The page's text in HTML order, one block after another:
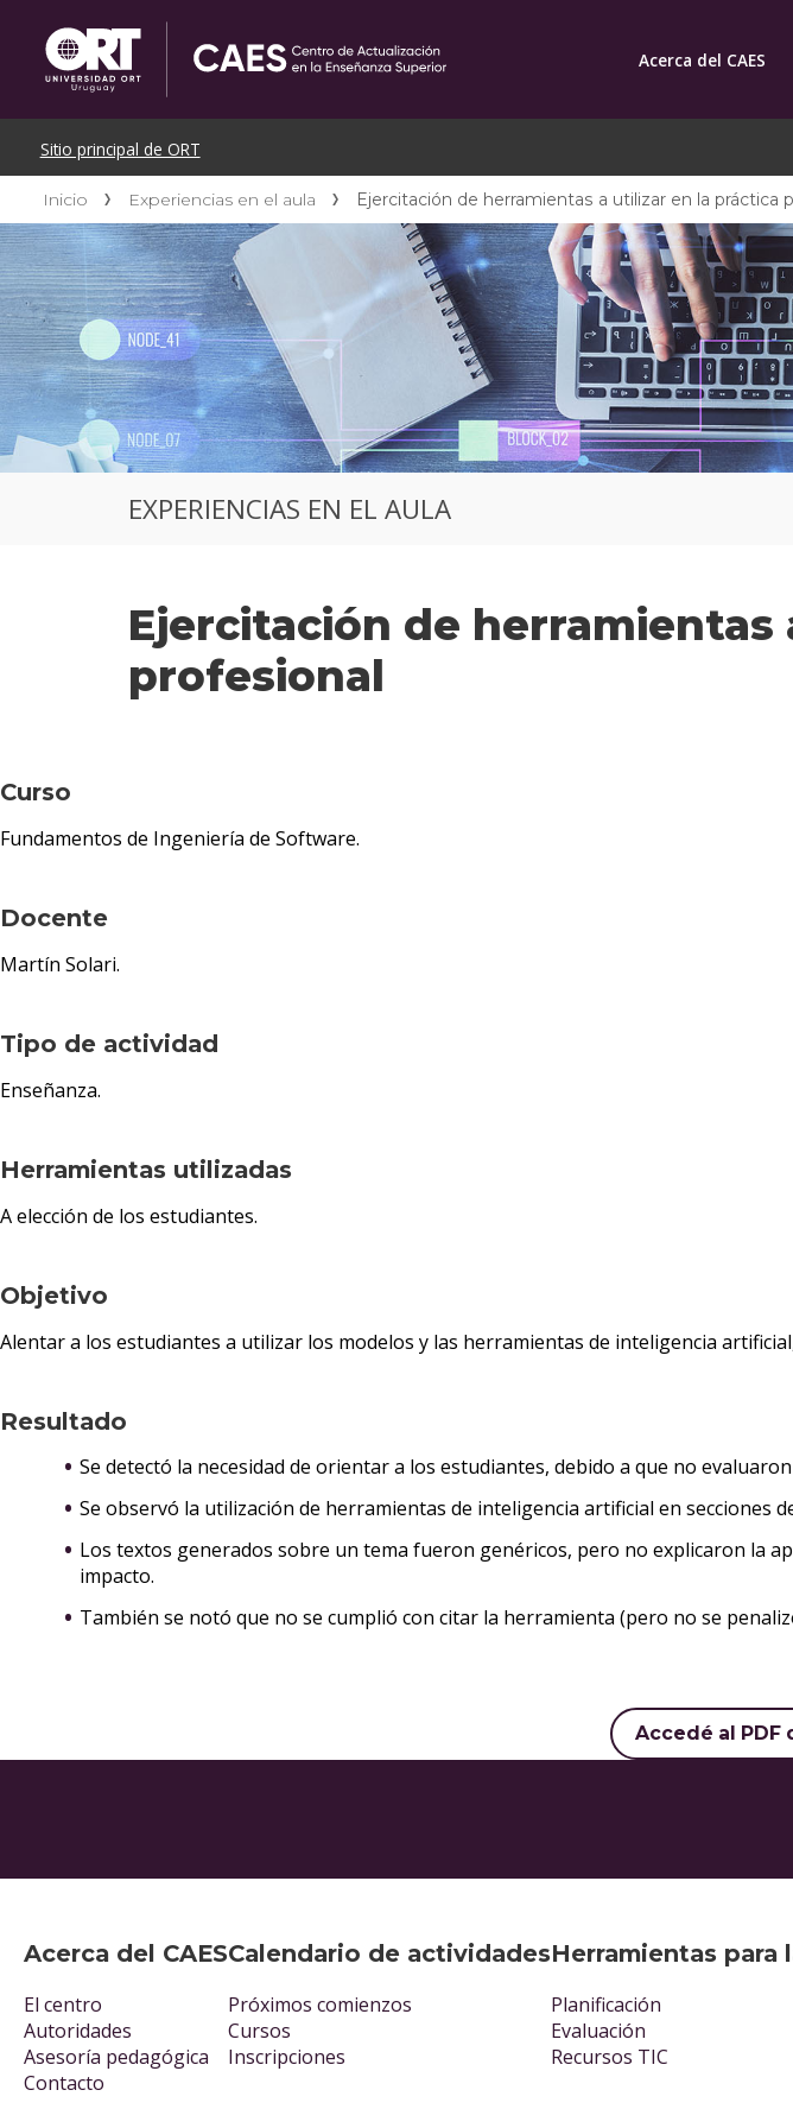
Acerca del CAES
Inicio Experiencias en el aula Ejercitación de herramientas a utilizar en la práctica
EXPERIENCIAS EN EL AULA
Ejercitación de
profesional
Curso
Fundamentos de Ingeniería de Software.
Docente
Martín Solari.
Tipo de actividad
Enseñanza.
Herramientas utilizadas
A elección de los estudiantes.
Objetivo
Alentar a los estudiantes a utilizar los modelos y las herramientas de inteligencia
Resultado
Se detectó la necesidad de orientar a los estudiantes, debido a que no
Se observó la utilización de herramientas de inteligencia artificial en secciones
Los textos generados sobre un tema fueron genéricos, pero no explicaron la
impacto.
También se notó que no se cumplió con citar la herramienta (pero no se
Accedé al PDF
Acerca del CAES
El centro
Autoridades
Asesoría pedagógica
Contacto
Calendario de actividades
Próximos comienzos
Cursos
Inscripciones
Herramientas para
Planificación
Evaluación
Recursos TIC